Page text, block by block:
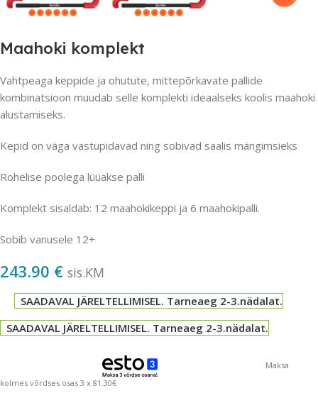
Maahoki komplekt
Vahtpeaga keppide ja ohutute, mittepõrkavate pallide
kombinatsioon muudab selle komplekti ideaalseks koolis maahoki
alustamiseks.
Kepid on väga vastupidavad ning sobivad saalis mängimsieks
Rohelise poolega lüüakse palli
Komplekt sisaldab: 12 maahokikeppi ja 6 maahokipalli.
Sobib vanusele 12+
243.90 € sis.KM
SAADAVAL JÄRELTELLIMISEL. Tarneaeg 2-3.nädalat.
SAADAVAL JÄRELTELLIMISEL. Tarneaeg 2-3.nädalat.
Maksa
kolmes võrdses osas 3 x 81.30€